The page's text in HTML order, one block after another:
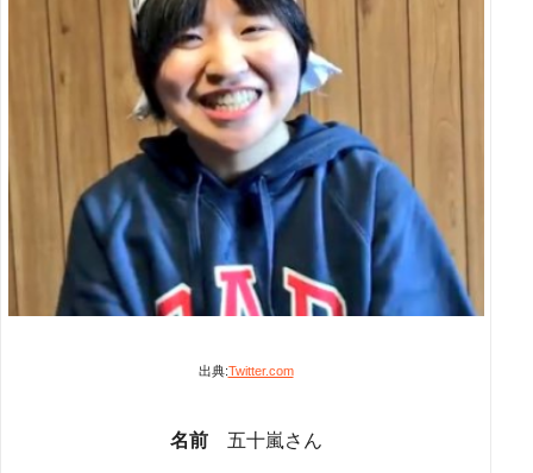
出典:Twitter.com
名前 五十嵐さん